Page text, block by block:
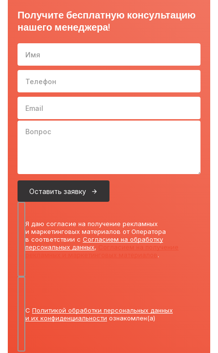
Получите бесплатную консультацию
нашего менеджера!
Имя
Телефон 10-
Email
Вопрос
Оставить заявку
Я даю согласие на получение рекламных
и маркетинговых материалов от Оператора
в соответствии с Согласием на обработку
персональных данных,
.
С Политикой обработки персональных данных
и их конфиденциальности ознакомлен(а)